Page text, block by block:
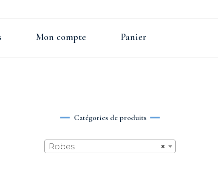
de
Mon compte Panier
Catégories de produits
×
Robes